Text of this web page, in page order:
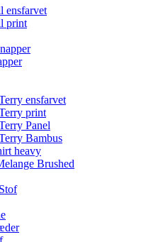
ensfarvet
print
ensfarvet
print
Panel
Bambus
heavy
Brushed